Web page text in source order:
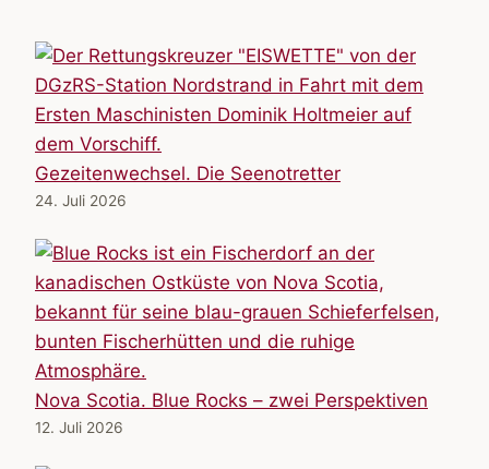
Gezeitenwechsel. Die Seenotretter
24. Juli 2026
Nova Scotia. Blue Rocks – zwei Perspektiven
12. Juli 2026